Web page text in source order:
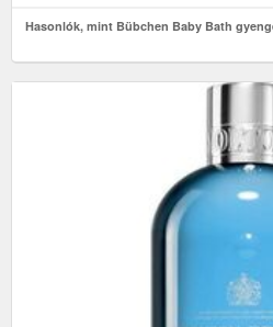
Hasonlók, mint Bübchen Baby Bath